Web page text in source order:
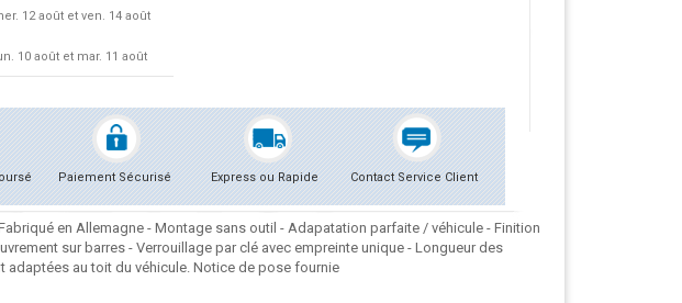
12 août et ven. 14 août
10 août et mar. 11 août
Paiement Sécurisé Express ou Rapide Contact Service Client
en Allemagne - Montage sans outil - Adapatation parfaite / véhicule - Finition
sur barres - Verrouillage par clé avec empreinte unique - Longueur des
adaptées au toit du véhicule. Notice de pose fournie